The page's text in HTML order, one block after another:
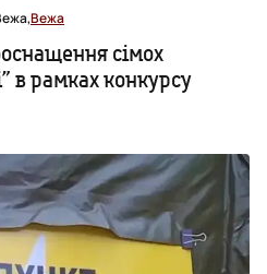
Вежа
сімох
в рамках конкурсу